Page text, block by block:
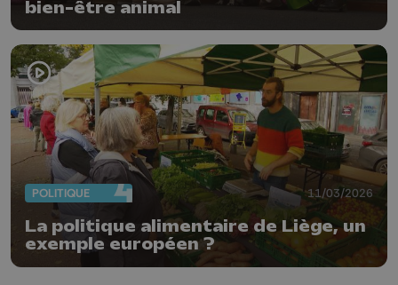
bien-être animal
POLITIQUE 11/03/2026
La politique alimentaire de Liège, un
exemple européen ?